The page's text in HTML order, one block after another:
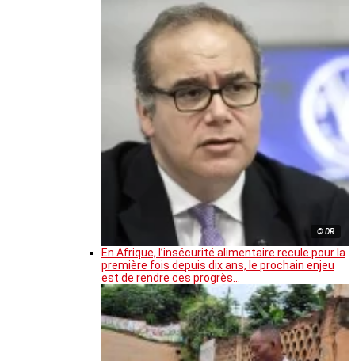
© DR
En Afrique, l’insécurité alimentaire recule pour la
première fois depuis dix ans, le prochain enjeu
est de rendre ces progrès…